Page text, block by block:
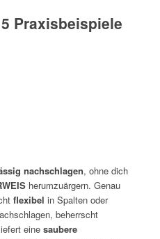
Praxisbeispiele
nachschlagen, ohne dich
herumzuärgern. Genau
flexibel in Spalten oder
beherrscht
eine saubere